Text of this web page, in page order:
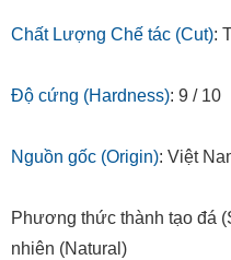
Chất Lượng Chế tác (Cut):
Độ cứng (Hardness): 9 / 10
Nguồn gốc (Origin): Việt
Phương thức thành tạo đá
nhiên (Natural)